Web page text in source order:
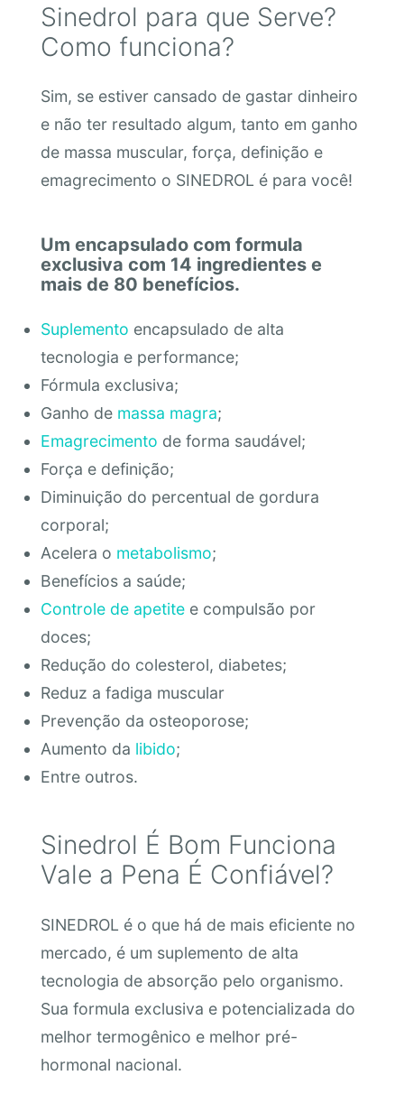
Sinedrol para que Serve?
Como funciona?
Sim, se estiver cansado de gastar dinheiro
e não ter resultado algum, tanto em ganho
de massa muscular, força, definição e
emagrecimento o SINEDROL é para você!
Um encapsulado com formula
exclusiva com 14 ingredientes e
mais de 80 benefícios.
Suplemento encapsulado de alta
tecnologia e performance;
Fórmula exclusiva;
Ganho de massa magra;
Emagrecimento de forma saudável;
Força e definição;
Diminuição do percentual de gordura
corporal;
Acelera o metabolismo;
Benefícios a saúde;
Controle de apetitee compulsão por
doces;
Redução do colesterol, diabetes;
Reduz a fadiga muscular
Prevenção da osteoporose;
Aumento da libido;
Entre outros.
Sinedrol É Bom Funciona
Vale a Pena É Confiável?
SINEDROL é o que há de mais eficiente no
mercado, é um suplemento de alta
tecnologia de absorção pelo organismo.
Sua formula exclusiva e potencializada do
melhor termogênico e melhor pré-
hormonal nacional.